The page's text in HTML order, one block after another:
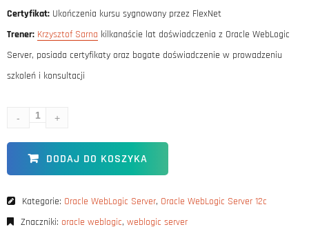
Certyfikat: Ukończenia kursu sygnowany przez FlexNet
Trener: Krzysztof Sarna kilkanaście lat doświadczenia z Oracle WebLogic
Server, posiada certyfikaty oraz bogate doświadczenie w prowadzeniu
szkoleń i konsultacji
DODAJ DO KOSZYKA
Kategorie: Oracle WebLogic Server, Oracle WebLogic Server 12c
Znaczniki: oracle weblogic, weblogic server